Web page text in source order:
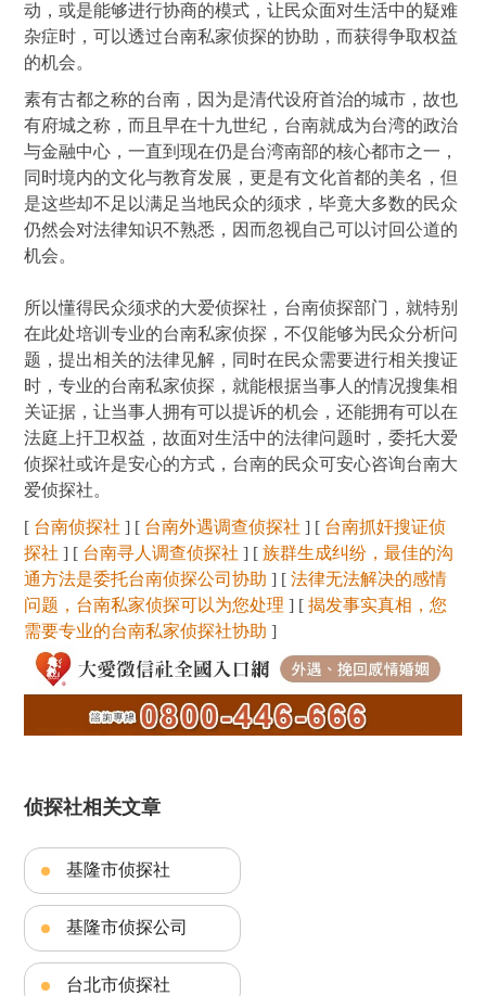
动，或是能够进行协商的模式，让民众面对生活中的疑难
杂症时，可以透过台南私家侦探的协助，而获得争取权益
的机会。
素有古都之称的台南，因为是清代设府首治的城市，故也
有府城之称，而且早在十九世纪，台南就成为台湾的政治
与金融中心，一直到现在仍是台湾南部的核心都市之一，
同时境内的文化与教育发展，更是有文化首都的美名，但
是这些却不足以满足当地民众的须求，毕竟大多数的民众
仍然会对法律知识不熟悉，因而忽视自己可以讨回公道的
机会。
所以懂得民众须求的大爱侦探社，台南侦探部门，就特别
在此处培训专业的台南私家侦探，不仅能够为民众分析问
题，提出相关的法律见解，同时在民众需要进行相关搜证
时，专业的台南私家侦探，就能根据当事人的情况搜集相
关证据，让当事人拥有可以提诉的机会，还能拥有可以在
法庭上扞卫权益，故面对生活中的法律问题时，委托大爱
侦探社或许是安心的方式，台南的民众可安心咨询台南大
爱侦探社。
[ 台南侦探社 ] [ 台南外遇调查侦探社 ] [ 台南抓奸搜证侦
探社 ] [ 台南寻人调查侦探社 ] [族群生成纠纷，最佳的沟
通方法是委托台南侦探公司协助 ] [法律无法解决的感情
问题，台南私家侦探可以为您处理 ] [揭发事实真相，您
需要专业的台南私家侦探社协助 ]
侦探社相关文章
基隆市侦探社
基隆市侦探公司
台北市侦探社